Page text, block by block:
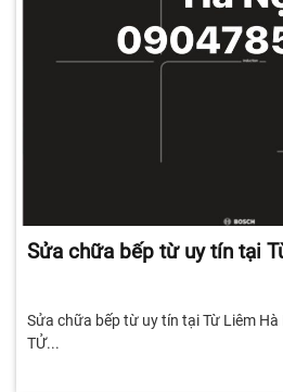
Sửa chữa bếp từ uy tín tại
Sửa chữa bếp từ uy tín tại Từ Liêm Hà
TỬ...